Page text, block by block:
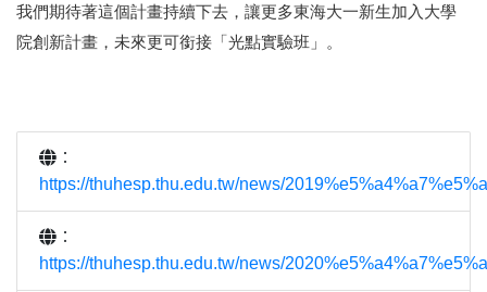
我們期待著這個計畫持續下去，讓更多東海大一新生加入大學
院創新計畫，未來更可銜接 「光點實驗班」。
：
https://thuhesp.thu.edu.tw/news/
：
https://thuhesp.thu.edu.tw/news/